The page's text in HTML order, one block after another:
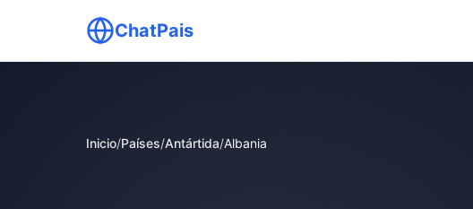
ChatPais
Inicio/Países/Antártida/Albania